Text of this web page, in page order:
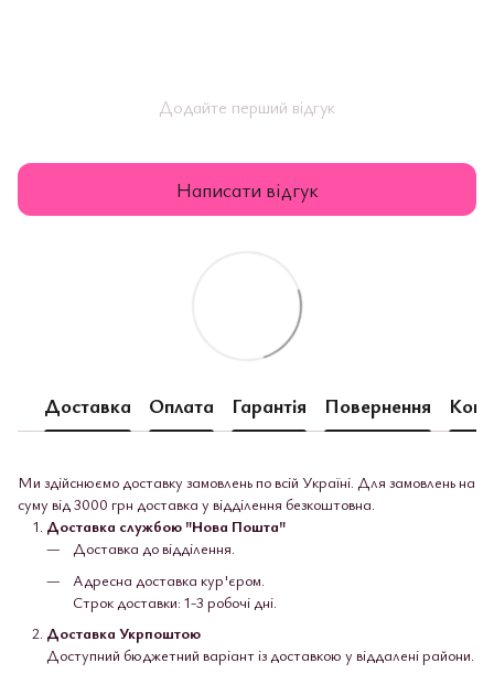
Додайте перший відгук
Написати відгук
Доставка Оплата Гарантія Повернення
Ми здійснюємо доставку замовлень по всій Україні. Для замовлень на
суму від 3000 грн доставка у відділення безкоштовна.
Доставка службою "Нова Пошта"
Доставка до відділення.
Адресна доставка кур'єром.
Строк доставки: 1-3 робочі дні.
Доставка Укрпоштою
Доступний бюджетний варіант із доставкою у віддалені райони.